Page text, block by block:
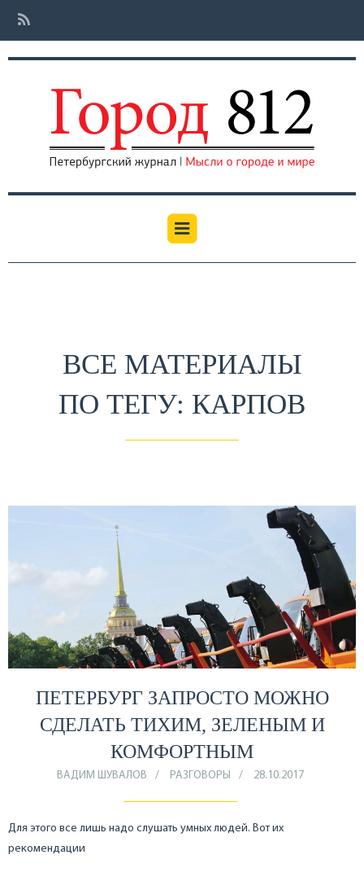
ВСЕ МАТЕРИАЛЫ
ПО ТЕГУ: КАРПОВ
ПЕТЕРБУРГ ЗАПРОСТО МОЖНО
СДЕЛАТЬ ТИХИМ, ЗЕЛЕНЫМ И
КОМФОРТНЫМ
ВАДИМ ШУВАЛОВ РАЗГОВОРЫ 28.10.2017
Для этого все лишь надо слушать умных людей. Вот их
рекомендации